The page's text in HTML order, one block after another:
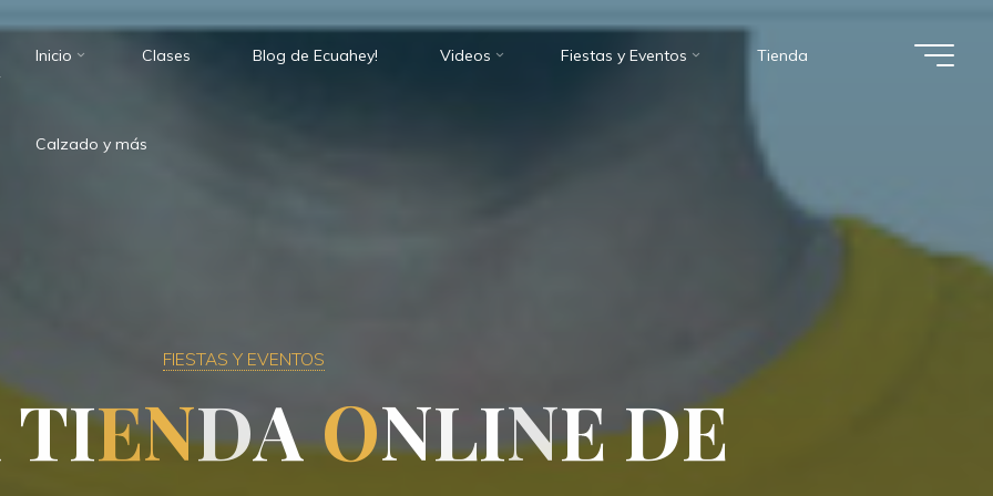
Inicio Clases Blog de Ecuahey! Videos Fiestas y Eventos Tienda
Calzado y más
FIESTAS Y EVENTOS
A
TIENDAONLI
I N N
EDE